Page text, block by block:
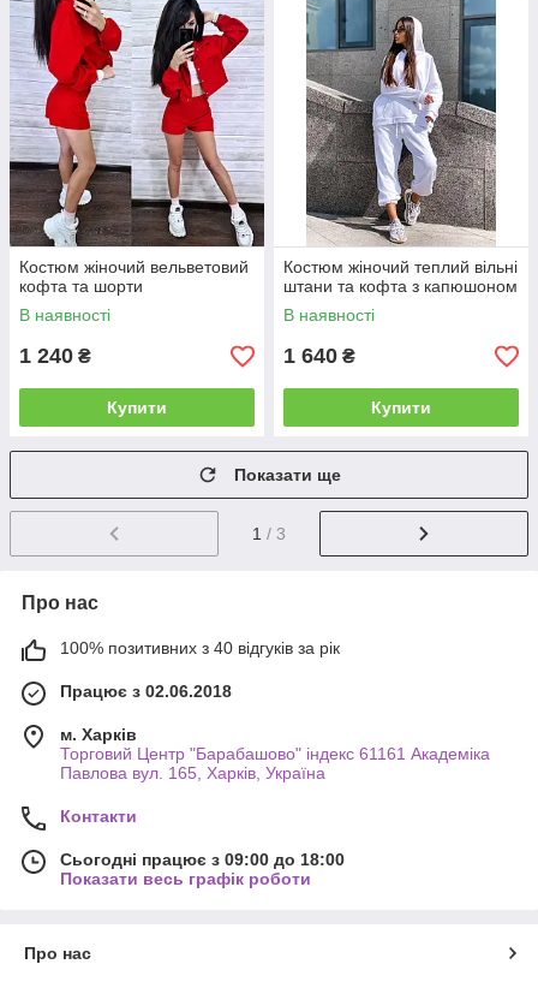
Костюм жіночий вельветовий
кофта та шорти
В наявності
1 240 ₴
Купити
Костюм жіночий теплий вільні
штани та кофта з капюшоном
В наявності
1 640 ₴
Купити
Показати ще
1 / 3
Про нас
100% позитивних з 40 відгуків за рік
Працює з 02.06.2018
м. Харків
Торговий Центр "Барабашово" індекс 61161 Академіка
Павлова вул. 165, Харків, Україна
Контакти
Сьогодні працює з 09:00 до 18:00
Показати весь графік роботи
Про нас